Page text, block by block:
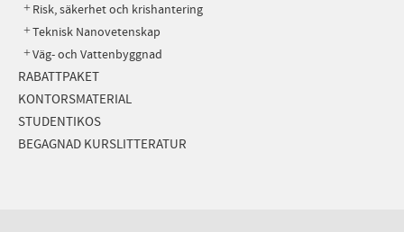
Risk, säkerhet och krishantering
Teknisk Nanovetenskap
Väg- och Vattenbyggnad
RABATTPAKET
KONTORSMATERIAL
STUDENTIKOS
BEGAGNAD KURSLITTERATUR